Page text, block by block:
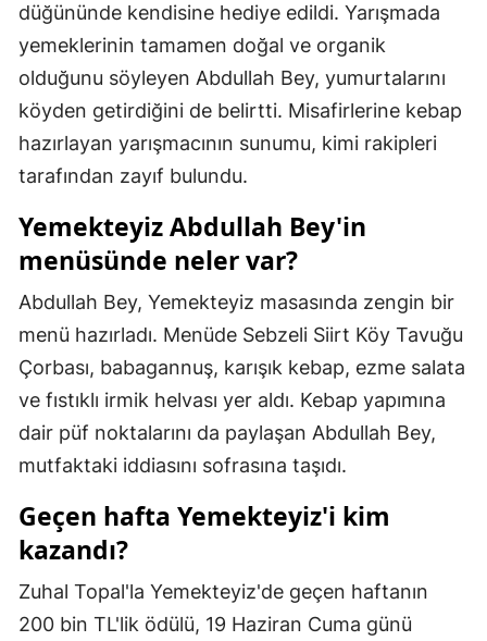
Niğde
Ordu
Rize
Siirt
Sinop
Sivas
Tekirdağ
Tokat
Trabzon
Tunceli
Uşak
düğününde kendisine hediye edildi. Yarışmada
yemeklerinin tamamen doğal ve organik
olduğunu söyleyen Abdullah Bey, yumurtalarını
köyden getirdiğini de belirtti. Misafirlerine kebap
hazırlayan yarışmacının sunumu, kimi rakipleri
tarafından zayıf bulundu.
Yemekteyiz Abdullah Bey'in
menüsünde neler var?
Abdullah Bey, Yemekteyiz masasında zengin bir
menü hazırladı. Menüde Sebzeli Siirt Köy Tavuğu
Çorbası, babagannuş, karışık kebap, ezme salata
ve fıstıklı irmik helvası yer aldı. Kebap yapımına
dair püf noktalarını da paylaşan Abdullah Bey,
mutfaktaki iddiasını sofrasına taşıdı.
Geçen hafta Yemekteyiz'i kim
kazandı?
Zuhal Topal'la Yemekteyiz'de geçen haftanın
200 bin TL'lik ödülü, 19 Haziran Cuma günü